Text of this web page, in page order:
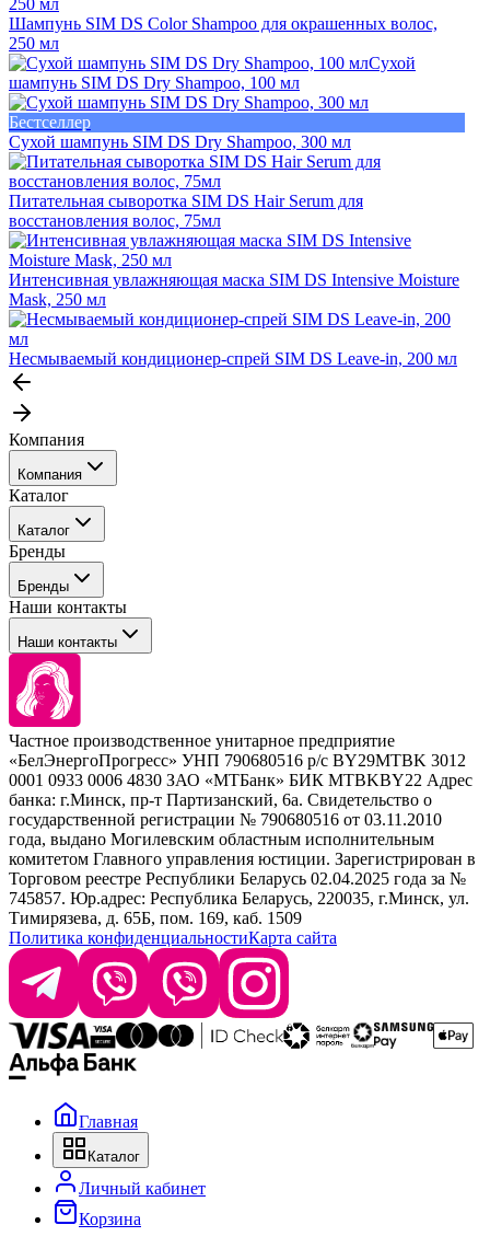
Шампунь SIM DS Color Shampoo для окрашенных волос,
250 мл
Сухой
шампунь SIM DS Dry Shampoo, 100 мл
Бестселлер
Сухой шампунь SIM DS Dry Shampoo, 300 мл
Питательная сыворотка SIM DS Hair Serum для
восстановления волос, 75мл
Интенсивная увлажняющая маска SIM DS Intensive Moisture
Mask, 250 мл
Несмываемый кондиционер-спрей SIM DS Leave-in, 200 мл
Компания
Компания
События
Покупателю
Каталог
Каталог
Профессиональные средства для окрашивания волос
Сервисные средства
Уход
Стайлинг
Брови и ресницы
Барберинг
Наборы
Расходные материалы
Бренды
Бренды
Tefia
Concept
Kezy
Barex
Sim Sensitive
Kebren
Selective Professional
White Line
Наши контакты
Наши контакты
+ 375 44 7233514
+ 375 29 1649505
info@krasabel.by
Офис: г. Минск, ул. Тимирязева 65Б, офис 1509
Склад: г. Минск, ул. Домбровская, 15
Время работы: пн–чт 9:00–17:30, пт 9:00–17:00
Частное производственное унитарное предприятие
«БелЭнергоПрогресс» УНП 790680516 р/с BY29MTBK 3012
0001 0933 0006 4830 ЗАО «МТБанк» БИК MTBKBY22 Адрес
банка: г.Минск, пр-т Партизанский, 6а. Свидетельство о
государственной регистрации № 790680516 от 03.11.2010
года, выдано Могилевским областным исполнительным
комитетом Главного управления юстиции. Зарегистрирован в
Торговом реестре Республики Беларусь 02.04.2025 года за №
745857. Юр.адрес: Республика Беларусь, 220035, г.Минск, ул.
Тимирязева, д. 65Б, пом. 169, каб. 1509
Политика конфиденциальностиКарта сайта
Главная
Каталог
Личный кабинет
Корзина